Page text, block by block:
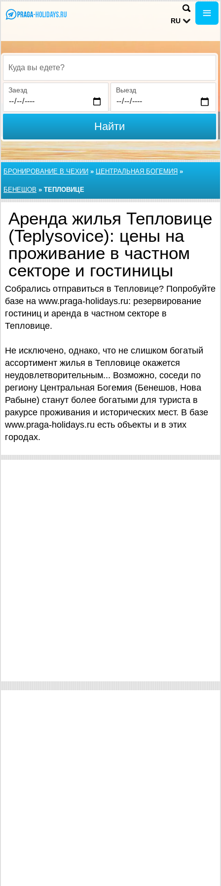
RU
Куда вы едете?
Заезд Выезд
Найти
БРОНИРОВАНИЕ В ЧЕХИИ » ЦЕНТРАЛЬНАЯ БОГЕМИЯ »
БЕНЕШОВ » ТЕПЛОВИЦЕ
Аренда жилья Тепловице
(Teplysovice): цены на
проживание в частном
секторе и гостиницы
Собрались отправиться в Тепловице? Попробуйте
базe на www.praga-holidays.ru: резервирование
гостиниц и аренда в частном секторе в
Тепловице.
Не исключено, однако, что не слишком богатый
ассортимент жилья в Тепловице окажется
неудовлетворительным... Возможно, соседи по
региону Центральная Богемия (Бенешов, Нова
Рабыне) станут более богатыми для туриста в
ракурсе проживания и исторических мест. В базе
www.praga-holidays.ru есть объекты и в этих
городах.